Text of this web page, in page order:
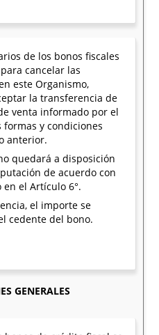
de los bonos fiscales
cancelar las
este Organismo,
la transferencia de
venta informado por el
formas y condiciones
anterior.
quedará a disposición
de acuerdo con
el Artículo 6°.
el importe se
cedente del bono.
GENERALES